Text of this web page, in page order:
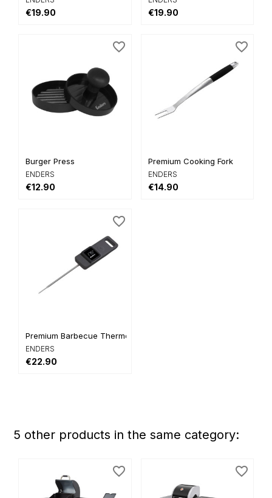
€19.90 €19.90
Burger Press
ENDERS
€12.90
favorite_border
Premium Cooking Fork
ENDERS
€14.90
favorite_border
Premium Barbecue Thermometer
ENDERS
€22.90
favorite_border
5 other products in the same category:
favorite_border favorite_border